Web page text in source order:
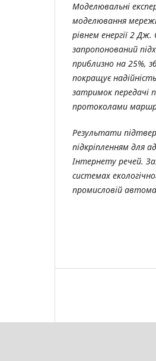
Моделювальні
моделювання
рівнем енергії 2
запропонований
приблизно на 25%,
покращує
затримок передачі
протоколами
Результати
підкріпленням для
Інтернету речей.
системах
промисловій